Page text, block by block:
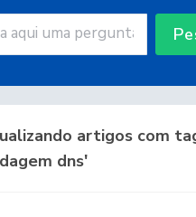
artigos com
dns'